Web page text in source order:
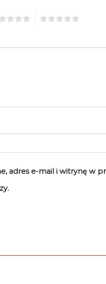
adres e-mail i witrynę w